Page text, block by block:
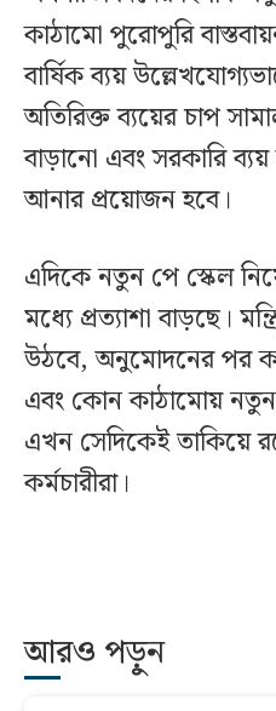
কাঠামো পুরোপুরি
বার্ষিক ব্যয়
অতিরিক্ত ব্যয়ের চাপ
বাড়ানো এবং সরকারি
আনার প্রয়োজন হবে।
এদিকে নতুন পে স্কেল
মধ্যে প্রত্যাশা বাড়ছে।
উঠবে, অনুমোদনের পর
এবং কোন কাঠামোয়
এখন সেদিকেই তাকিয়ে
কর্মচারীরা।
আরও পড়ুন